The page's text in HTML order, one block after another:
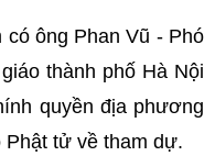
ông Phan Vũ - Phó
thành phố Hà Nội
quyền địa phương
Phật tử về tham dự.